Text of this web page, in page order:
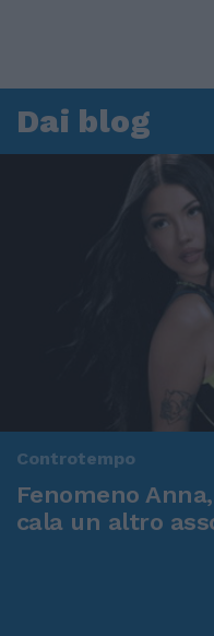
Dai blog
Controtempo
Fenomeno
cala un altro